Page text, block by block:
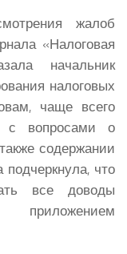
жалоб
«Налоговая
начальник
налоговых
чаще всего
с вопросами о
содержании
подчеркнула, что
все доводы